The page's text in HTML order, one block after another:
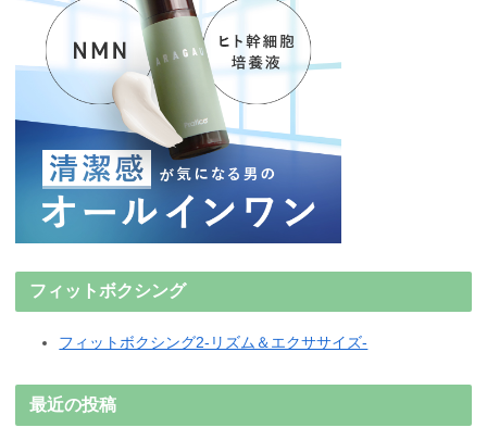
フィットボクシング
フィットボクシング2-リズム＆エクササイズ-
最近の投稿